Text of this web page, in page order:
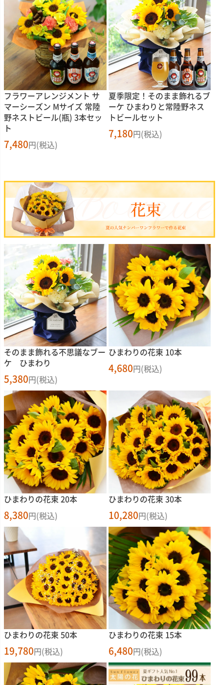
フラワーアレンジメント サ
マーシーズン Mサイズ 常陸
野ネストビール(瓶) 3本セッ
ト
7,480円(税込)
夏季限定！そのまま飾れるブ
ーケ ひまわりと常陸野ネス
トビールセット
7,180円(税込)
そのまま飾れる不思議なブー
ケ ひまわり
5,380円(税込)
ひまわりの花束 10本
4,680円(税込)
ひまわりの花束 20本
8,380円(税込)
ひまわりの花束 30本
10,280円(税込)
ひまわりの花束 50本
19,780円(税込)
ひまわりの花束 15本
6,480円(税込)